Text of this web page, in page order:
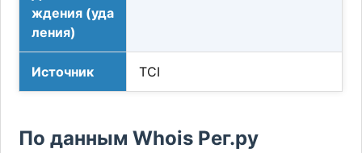
ждения (уда
ления)
Источник TCI
По данным Whois Рег.ру